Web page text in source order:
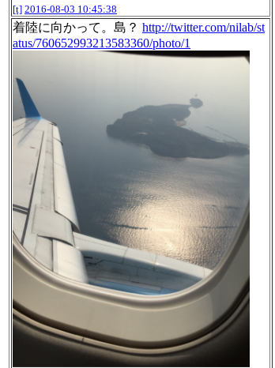
[t] 2016-08-03 10:45:38
着陸に向かって。島？ http://twitter.com/nilab/st
atus/760652993213583360/photo/1